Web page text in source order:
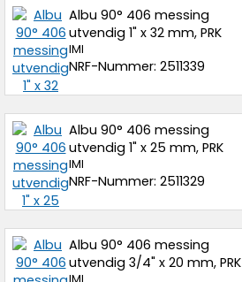
Albu 90° 406 messing
utvendig 1" x 32 mm, PRK
IMI
NRF-Nummer: 2511339
Albu 90° 406 messing
utvendig 1" x 25 mm, PRK
IMI
NRF-Nummer: 2511329
Albu 90° 406 messing
utvendig 3/4" x 20 mm, PRK